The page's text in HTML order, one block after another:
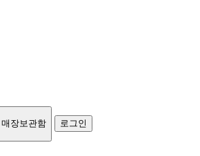
매장보관함 로그인